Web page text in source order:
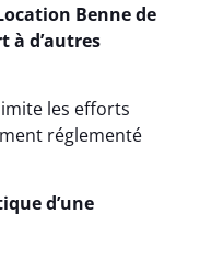
Benne de
à d’autres
les efforts
réglementé
d’une